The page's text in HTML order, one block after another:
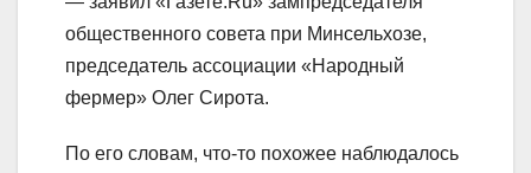
общественного совета при Минсельхозе,
председатель ассоциации «Народный
фермер» Олег Сирота.
По его словам, что-то похожее наблюдалось